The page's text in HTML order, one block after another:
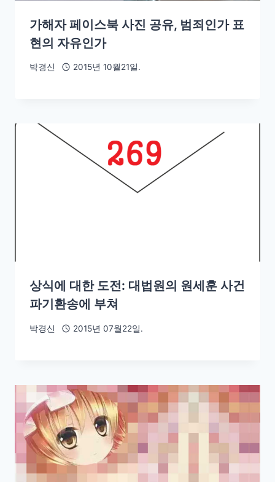
가해자 페이스북 사진 공유, 범죄인가 표
현의 자유인가
박경신 2015년 10월21일.
상식에 대한 도전: 대법원의 원세훈 사건
파기환송에 부쳐
박경신 2015년 07월22일.